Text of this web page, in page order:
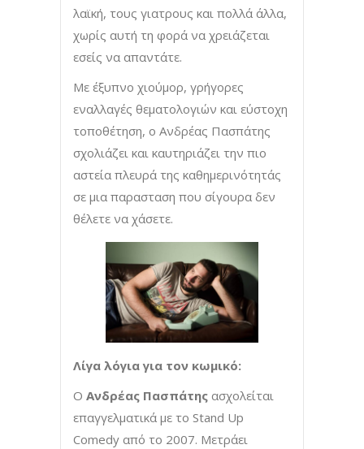
λαϊκή, τους γιατρους και πολλά άλλα,
χωρίς αυτή τη φορά να χρειάζεται
εσείς να απαντάτε.
Με έξυπνο χιούμορ, γρήγορες
εναλλαγές θεματολογιών και εύστοχη
τοποθέτηση, ο Ανδρέας Πασπάτης
σχολιάζει και καυτηριάζει την πιο
αστεία πλευρά της καθημερινότητάς
σε μια παρασταση που σίγουρα δεν
θέλετε να χάσετε.
Λίγα λόγια για τον κωμικό:
O Ανδρέας Πασπάτης ασχολείται
επαγγελματικά με το Stand Up
Comedy από το 2007. Μετράει